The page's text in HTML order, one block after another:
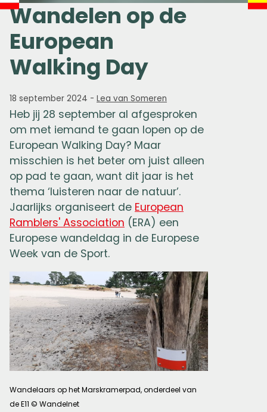
Wandelen op de
European
Walking Day
18 september 2024 - Lea van Someren
Heb jij 28 september al afgesproken
om met iemand te gaan lopen op de
European Walking Day? Maar
misschien is het beter om juist alleen
op pad te gaan, want dit jaar is het
thema ‘luisteren naar de natuur’.
Jaarlijks organiseert de European
Ramblers' Association (ERA) een
Europese wandeldag in de Europese
Week van de Sport.
Wandelaars op het Marskramerpad, onderdeel van
de E11 © Wandelnet